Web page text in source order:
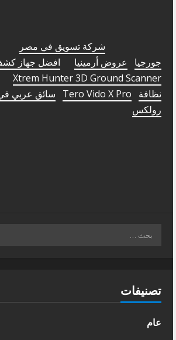
شركة تسويق في مصر
جورجيا
عروض أرمينيا افضل جهاز
Xtrem Hunter 3D Ground Scanner
نظافة
Tero Vido X Pro سائق عربي في
رولكس
تصنيفات
عام